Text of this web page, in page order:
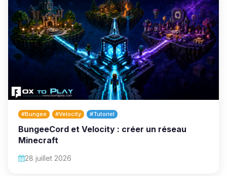
#Bungee #Velocity #Tutoriel
BungeeCord et Velocity : créer un réseau
Minecraft
28 juillet 2026